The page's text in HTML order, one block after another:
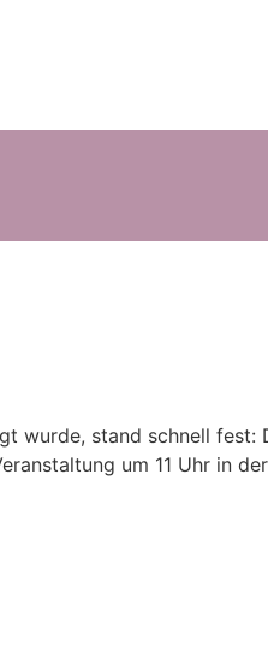
wurde, stand schnell fest:
um 11 Uhr in der